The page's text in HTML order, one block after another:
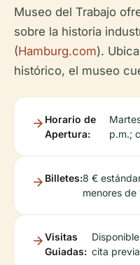
Museo del Trabajo
sobre la historia
(Hamburg.com).
histórico, el museo
Horario de
Apertura:
p.m.;
Billetes:8 €
menores de
Visitas
Guiadas: cita